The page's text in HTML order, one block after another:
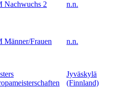
Nachwuchs 2 n.n.
Männer/Frauen n.n.
Jyväskylä
(Finnland)